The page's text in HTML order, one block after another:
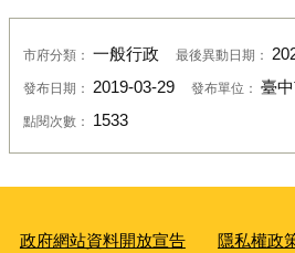
市府分類： 一般行政 最後異動日期：
發布日期： 2019-03-29 發布單位： 臺
點閱次數： 1533
政府網站資料開放宣告 隱私權政